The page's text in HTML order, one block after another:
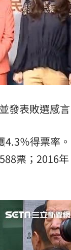
表敗選感言
％得票率
票；2016